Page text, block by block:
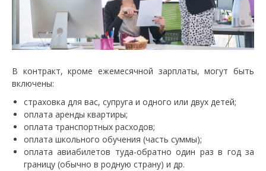
В контракт, кроме ежемесячной зарплаты, могут быть
включены:
страховка для вас, супруга и одного или двух детей;
оплата аренды квартиры;
оплата транспортных расходов;
оплата школьного обучения (часть суммы);
оплата авиабилетов туда-обратно один раз в год за
границу (обычно в родную страну) и др.